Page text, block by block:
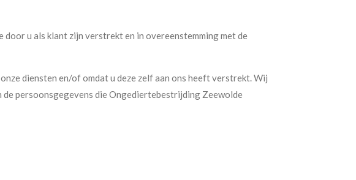
u als klant zijn verstrekt en in overeenstemming met de
diensten en/of omdat u deze zelf aan ons heeft verstrekt. Wij
persoonsgegevens die Ongediertebestrijding Zeewolde